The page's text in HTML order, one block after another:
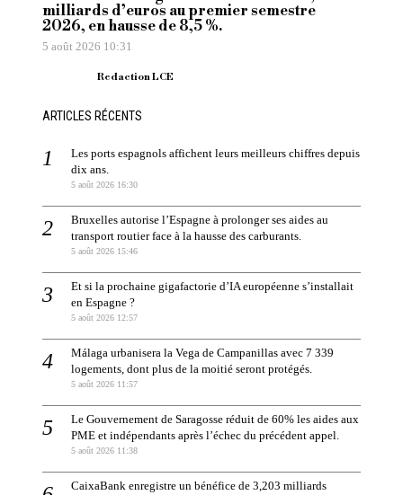
milliards d’euros au premier semestre
2026, en hausse de 8,5 %.
5 août 2026 10:31
Redaction LCE
ARTICLES RÉCENTS
Les ports espagnols affichent leurs meilleurs chiffres depuis
dix ans.
5 août 2026 16:30
Bruxelles autorise l’Espagne à prolonger ses aides au
transport routier face à la hausse des carburants.
5 août 2026 15:46
Et si la prochaine gigafactorie d’IA européenne s’installait
en Espagne ?
5 août 2026 12:57
Málaga urbanisera la Vega de Campanillas avec 7 339
logements, dont plus de la moitié seront protégés.
5 août 2026 11:57
Le Gouvernement de Saragosse réduit de 60% les aides aux
PME et indépendants après l’échec du précédent appel.
5 août 2026 11:38
CaixaBank enregistre un bénéfice de 3,203 milliards